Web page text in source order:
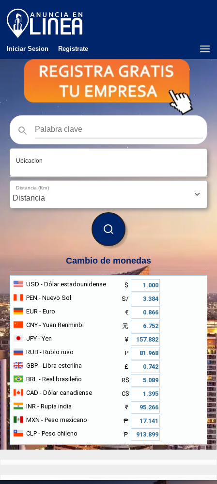
Iniciar Sesion Registrate
Ubicacion
Distancia (Km)
BUSCAR
Cambio de monedas
USD - Dólar estadounidense
$
PEN - Nuevo Sol
S/
EUR - Euro
€
CNY - Yuan Renminbi
元
JPY - Yen
¥
RUB - Rublo ruso
₽
GBP - Libra esterlina
£
BRL - Real brasileño
R$
CAD - Dólar canadiense
C$
INR - Rupia india
₹
MXN - Peso mexicano
₱
CLP - Peso chileno ₱